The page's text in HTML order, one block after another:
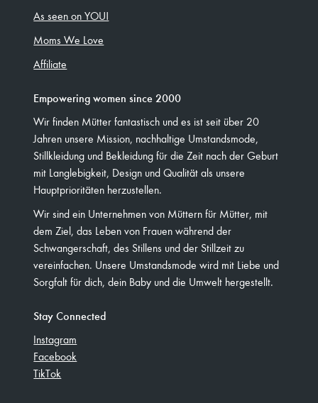
As seen on YOU!
Moms We Love
Affiliate
Empowering women since 2000
Wir finden Mütter fantastisch und es ist seit über 20
Jahren unsere Mission, nachhaltige Umstandsmode,
Stillkleidung und Bekleidung für die Zeit nach der Geburt
mit Langlebigkeit, Design und Qualität als unsere
Hauptprioritäten herzustellen.
Wir sind ein Unternehmen von Müttern für Mütter, mit
dem Ziel, das Leben von Frauen während der
Schwangerschaft, des Stillens und der Stillzeit zu
vereinfachen. Unsere Umstandsmode wird mit Liebe und
Sorgfalt für dich, dein Baby und die Umwelt hergestellt.
Stay Connected
Instagram
Facebook
TikTok